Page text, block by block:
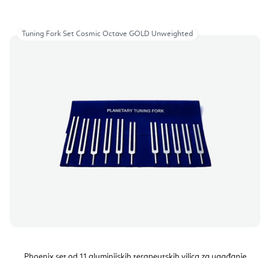
Tuning Fork Set Cosmic Octave GOLD Unweighted